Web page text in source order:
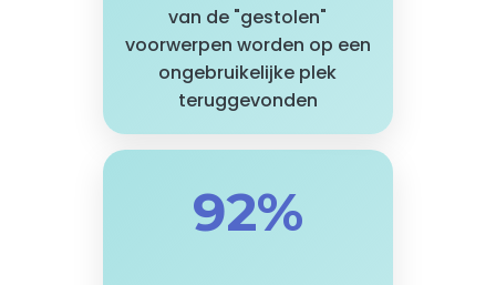
van de "gestolen"
voorwerpen worden op een
ongebruikelijke plek
teruggevonden
92%